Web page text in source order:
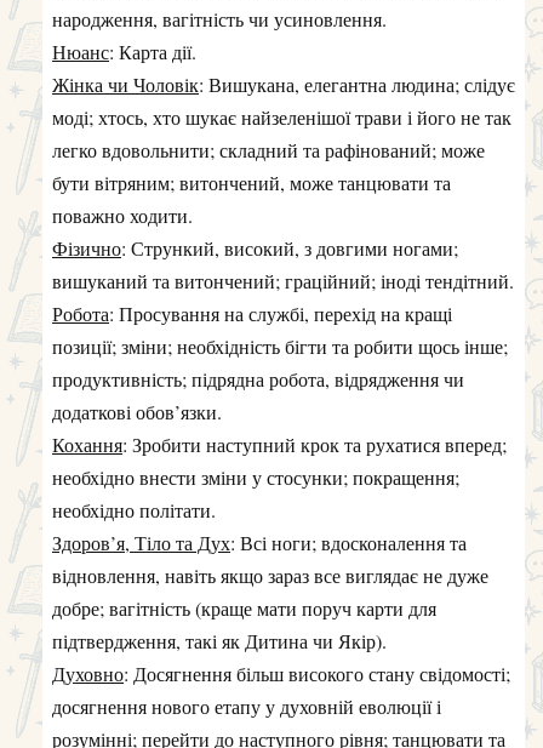
народження, вагітність чи усиновлення.
Нюанс: Карта дії.
Жінка чи Чоловік: Вишукана, елегантна людина; слідує
моді; хтось, хто шукає найзеленішої трави і його не так
легко вдовольнити; складний та рафінований; може
бути вітряним; витончений, може танцювати та
поважно ходити.
Фізично: Стрункий, високий, з довгими ногами;
вишуканий та витончений; граційний; іноді тендітний.
Робота: Просування на службі, перехід на кращі
позиції; зміни; необхідність бігти та робити щось інше;
продуктивність; підрядна робота, відрядження чи
додаткові обов’язки.
Кохання: Зробити наступний крок та рухатися вперед;
необхідно внести зміни у стосунки; покращення;
необхідно політати.
Здоров’я, Тіло та Дух: Всі ноги; вдосконалення та
відновлення, навіть якщо зараз все виглядає не дуже
добре; вагітність (краще мати поруч карти для
підтвердження, такі як Дитина чи Якір).
Духовно: Досягнення більш високого стану свідомості;
досягнення нового етапу у духовній еволюції і
розумінні; перейти до наступного рівня; танцювати та